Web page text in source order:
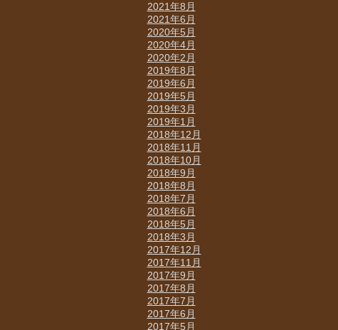
2021年8月
2021年6月
2020年5月
2020年4月
2020年2月
2019年8月
2019年6月
2019年5月
2019年3月
2019年1月
2018年12月
2018年11月
2018年10月
2018年9月
2018年8月
2018年7月
2018年6月
2018年5月
2018年3月
2017年12月
2017年11月
2017年9月
2017年8月
2017年7月
2017年6月
2017年5月